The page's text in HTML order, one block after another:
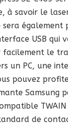
à savoir le
également
USB qui
facilement le
un PC, une
pouvez
Samsung
de